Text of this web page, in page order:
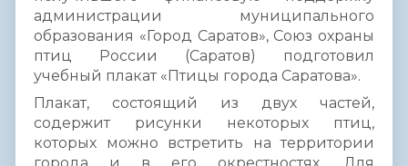
администрации муниципального
образования «Город Саратов», Союз охраны
птиц России (Саратов) подготовил
учебный плакат «Птицы города Саратова».
Плакат, состоящий из двух частей,
содержит рисунки некоторых птиц,
которых можно встретить на территории